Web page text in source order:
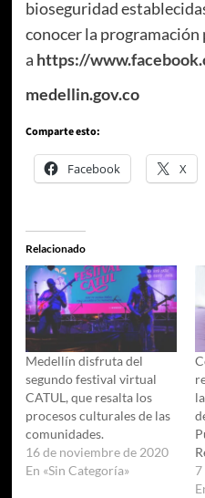
bioseguridad
conocer la programación
a https://
medellin.gov.co
Comparte esto:
Facebook X
Relacionado
Medellín disfruta del
segundo festival virtual
CATUL, que resalta los
procesos culturales de las
comunidades.
16 de noviembre de 2020
En «Sin Categoría»